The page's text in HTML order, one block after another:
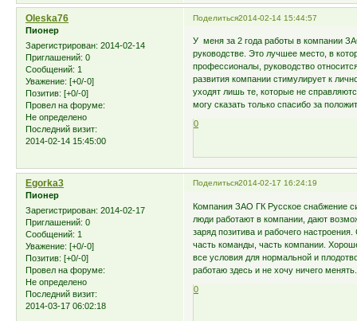
Поделиться2014-02-14 15:44:57
Oleska76
Пионер
Зарегистрирован: 2014-02-14
Приглашений: 0
Сообщений: 1
Уважение: [+0/-0]
Позитив: [+0/-0]
Провел на форуме:
Не определено
Последний визит:
2014-02-14 15:45:00
У меня за 2 года работы в компании
руководстве. Это лучшее место, в
профессионалы, руководство
развития компании стимулирует к
уходят лишь те, которые не
могу сказать только спасибо за
0
Поделиться2014-02-17 16:24:19
Egorka3
Пионер
Зарегистрирован: 2014-02-17
Приглашений: 0
Сообщений: 1
Уважение: [+0/-0]
Позитив: [+0/-0]
Провел на форуме:
Не определено
Последний визит:
2014-03-17 06:02:18
Компания ЗАО ГК Русское снабжение
люди работают в компании, дают
заряд позитива и рабочего
часть команды, часть компании.
все условия для нормальной и
работаю здесь и не хочу ничего
0